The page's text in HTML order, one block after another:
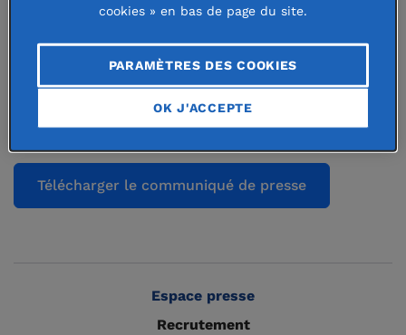
La Fondation de France lance sa nouvelle campagne
institutionnelle qui réaffirme sa raison d’être, son savoir-
faire et son engagement : la Fondation de toutes les causes
Télécharger le communiqué de presse
Espace presse
Recrutement
cookies » en bas de page du site.
PARAMÈTRES DES COOKIES
OK J'ACCEPTE